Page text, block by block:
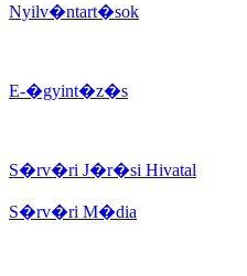
Nyilv�ntart�sok
E-�gyint�z�s
S�rv�ri J�r�si Hivatal
S�rv�ri M�dia